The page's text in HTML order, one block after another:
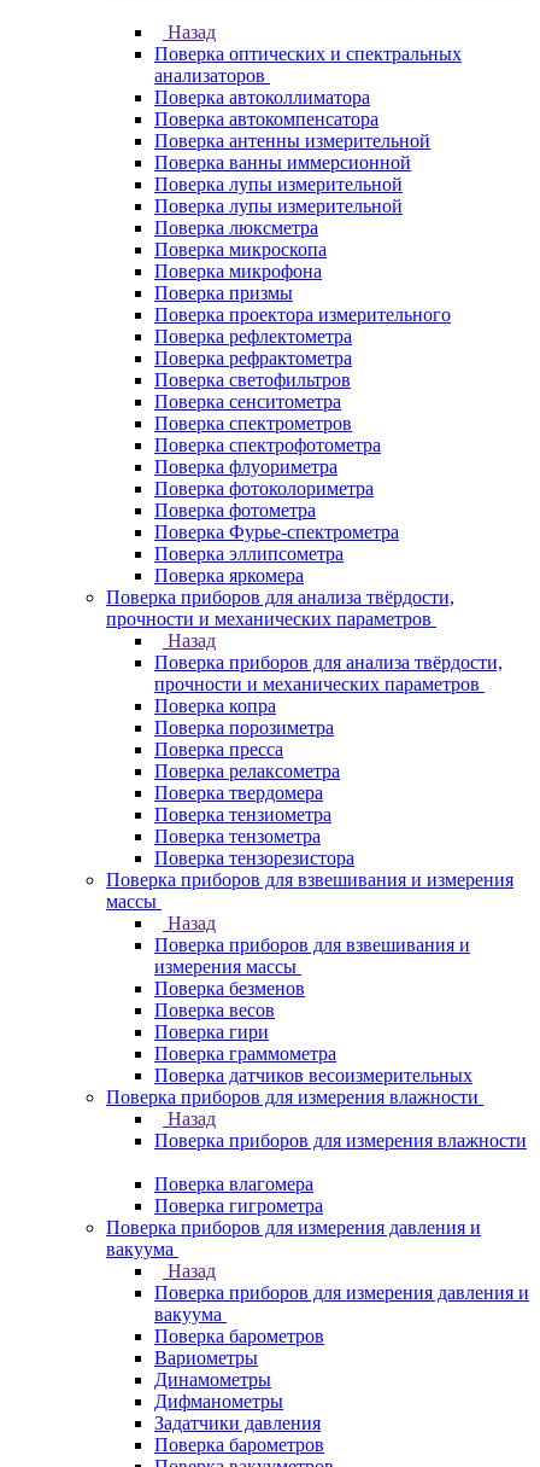
Назад
Поверка оптических и спектральных
анализаторов
Поверка автоколлиматора
Поверка автокомпенсатора
Поверка антенны измерительной
Поверка ванны иммерсионной
Поверка лупы измерительной
Поверка лупы измерительной
Поверка люксметра
Поверка микроскопа
Поверка микрофона
Поверка призмы
Поверка проектора измерительного
Поверка рефлектометра
Поверка рефрактометра
Поверка светофильтров
Поверка сенситометра
Поверка спектрометров
Поверка спектрофотометра
Поверка флуориметра
Поверка фотоколориметра
Поверка фотометра
Поверка Фурье-спектрометра
Поверка эллипсометра
Поверка яркомера
Поверка приборов для анализа твёрдости,
прочности и механических параметров
Назад
Поверка приборов для анализа твёрдости,
прочности и механических параметров
Поверка копра
Поверка порозиметра
Поверка пресса
Поверка релаксометра
Поверка твердомера
Поверка тензиометра
Поверка тензометра
Поверка тензорезистора
Поверка приборов для взвешивания и измерения
массы
Назад
Поверка приборов для взвешивания и
измерения массы
Поверка безменов
Поверка весов
Поверка гири
Поверка граммометра
Поверка датчиков весоизмерительных
Поверка приборов для измерения влажности
Назад
Поверка приборов для измерения влажности
Поверка влагомера
Поверка гигрометра
Поверка приборов для измерения давления и
вакуума
Назад
Поверка приборов для измерения давления и
вакуума
Поверка барометров
Вариометры
Динамометры
Дифманометры
Задатчики давления
Поверка барометров